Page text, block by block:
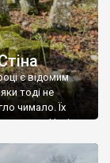
є відомим
тоді не
чимало. Їх
Нині на
стер […]